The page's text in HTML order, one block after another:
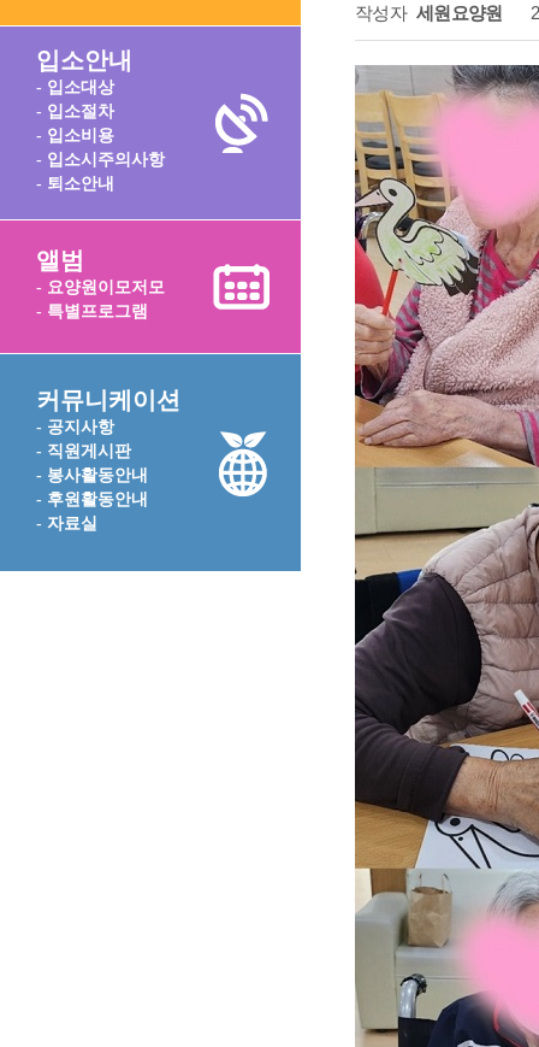
입소안내
- 입소대상
- 입소절차
- 입소비용
- 입소시주의사항
- 퇴소안내
앨범
- 요양원이모저모
- 특별프로그램
커뮤니케이션
- 공지사항
- 직원게시판
- 봉사활동안내
- 후원활동안내
- 자료실
작성자 세원요양원